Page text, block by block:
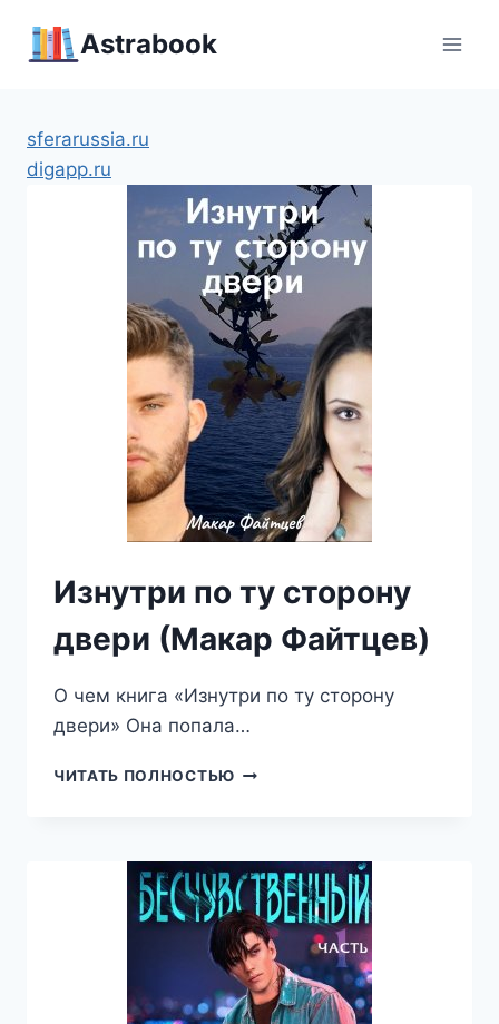
Аstrabook
sferarussia.ru
digapp.ru
Изнутри по ту сторону
двери (Макар Файтцев)
О чем книга «Изнутри по ту сторону
двери» Она попала…
ЧИТАТЬ ПОЛНОСТЬЮ ИЗНУТРИ
ДВЕРИ
(МАКАР
ФАЙТЦЕВ)